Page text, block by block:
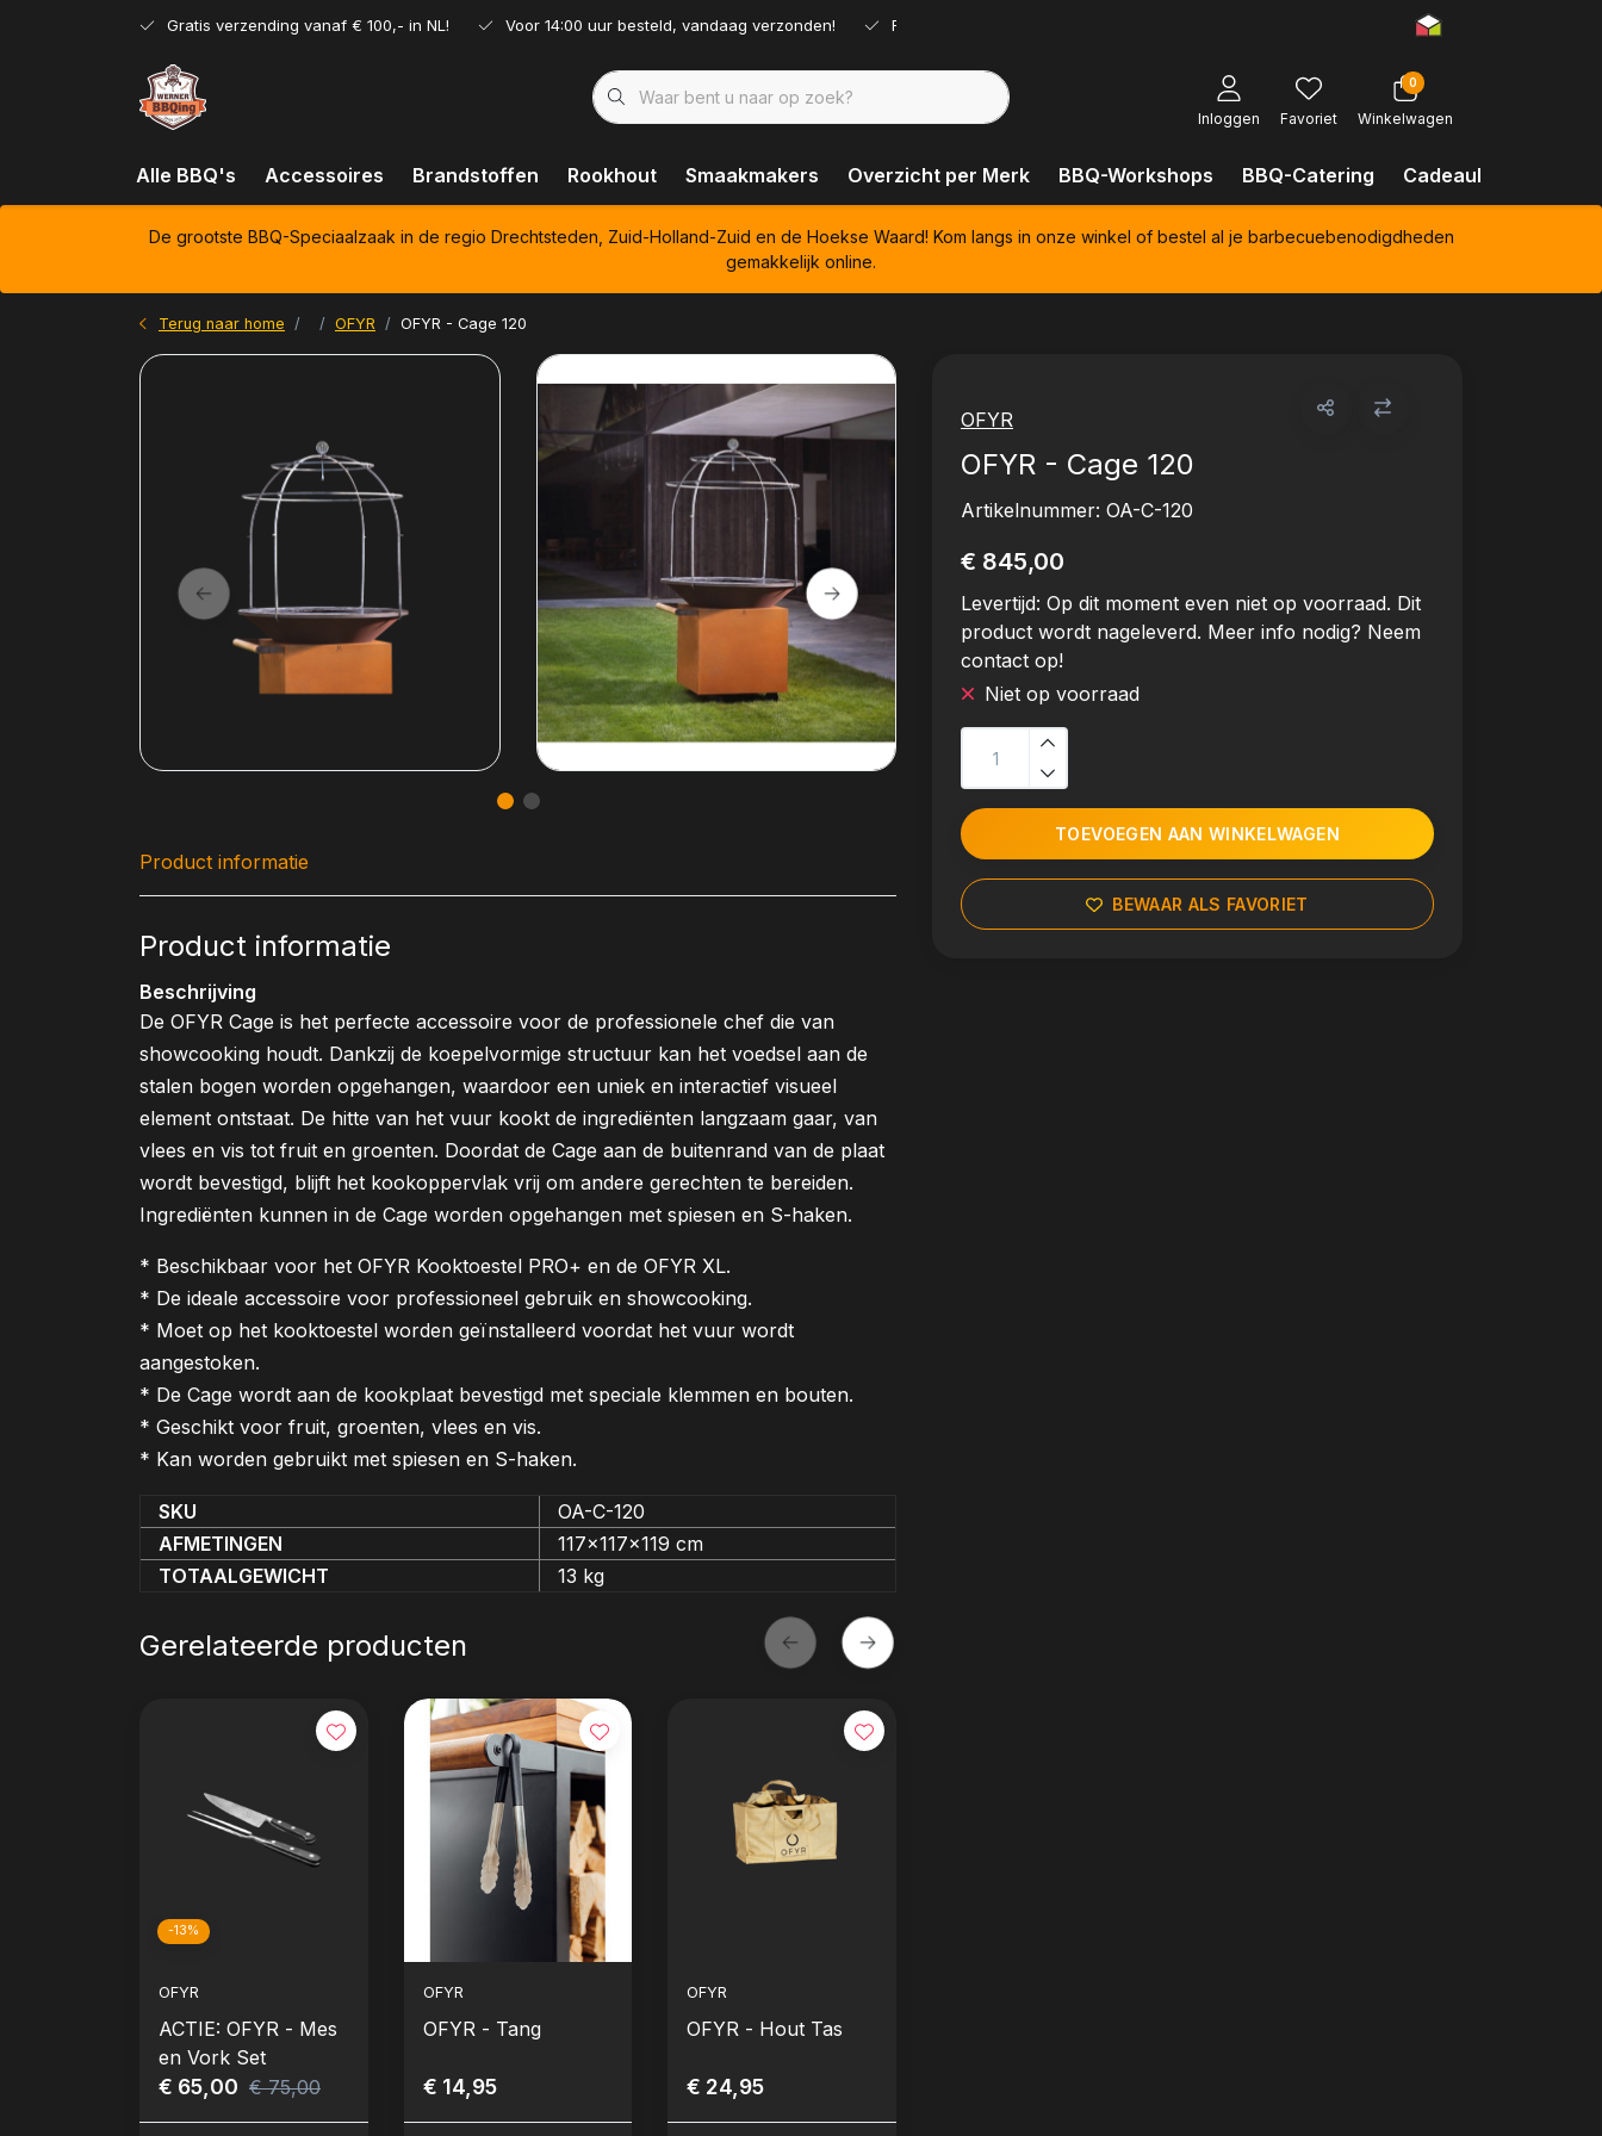
Gratis verzending vanaf € 100,- in NL! Voor 14:00 uur besteld, vandaag verzonden! Ruim assortiment!
Inloggen Favoriet
0
Winkelwagen
Alle BBQ's Accessoires Brandstoffen Rookhout Smaakmakers Overzicht per Merk BBQ-Workshops BBQ-Catering Cadeaubonnen
De grootste BBQ-Speciaalzaak in de regio Drechtsteden, Zuid-Holland-Zuid en de Hoekse Waard! Kom langs in onze winkel of bestel al je barbecuebenodigdheden
gemakkelijk online.
Terug naar home OFYR OFYR - Cage 120
OFYR
OFYR - Cage 120
Artikelnummer: OA-C-120
€ 845,00
Levertijd: Op dit moment even niet op voorraad. Dit
product wordt nageleverd. Meer info nodig? Neem
contact op!
Niet op voorraad
TOEVOEGEN AAN WINKELWAGEN
BEWAAR ALS FAVORIET
Product informatie
Product informatie
Beschrijving
De OFYR Cage is het perfecte accessoire voor de professionele chef die van
showcooking houdt. Dankzij de koepelvormige structuur kan het voedsel aan de
stalen bogen worden opgehangen, waardoor een uniek en interactief visueel
element ontstaat. De hitte van het vuur kookt de ingrediënten langzaam gaar, van
vlees en vis tot fruit en groenten. Doordat de Cage aan de buitenrand van de plaat
wordt bevestigd, blijft het kookoppervlak vrij om andere gerechten te bereiden.
Ingrediënten kunnen in de Cage worden opgehangen met spiesen en S-haken.
* Beschikbaar voor het OFYR Kooktoestel PRO+ en de OFYR XL.
* De ideale accessoire voor professioneel gebruik en showcooking.
* Moet op het kooktoestel worden geïnstalleerd voordat het vuur wordt
aangestoken.
* De Cage wordt aan de kookplaat bevestigd met speciale klemmen en bouten.
* Geschikt voor fruit, groenten, vlees en vis.
* Kan worden gebruikt met spiesen en S-haken.
SKU
OA-C-120
AFMETINGEN
117x117x119 cm
TOTAALGEWICHT
13 kg
Gerelateerde producten
-13%
OFYR
ACTIE: OFYR - Mes
en Vork Set
€ 65,00 € 75,00
OFYR
OFYR - Tang
€ 14,95
OFYR
OFYR - Hout Tas
€ 24,95